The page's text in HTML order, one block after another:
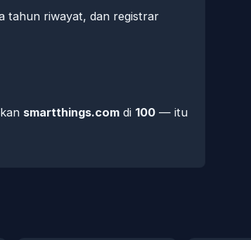
tahun riwayat, dan registrar
smartthings.com di 100 — itu